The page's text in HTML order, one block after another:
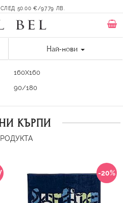
50.00 €/97.79 ЛВ.
Най-нови
160X160
90/180
КЪРПИ
-20%